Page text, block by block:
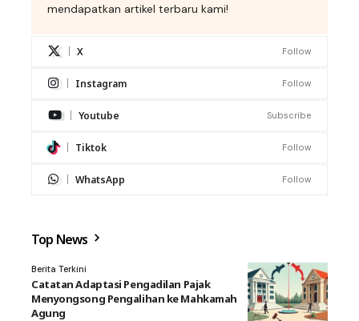
mendapatkan artikel terbaru kami!
X Follow
Instagram Follow
Youtube Subscribe
Tiktok Follow
WhatsApp Follow
Top News
Berita Terkini
Catatan Adaptasi Pengadilan Pajak
Menyongsong Pengalihan ke Mahkamah
Agung